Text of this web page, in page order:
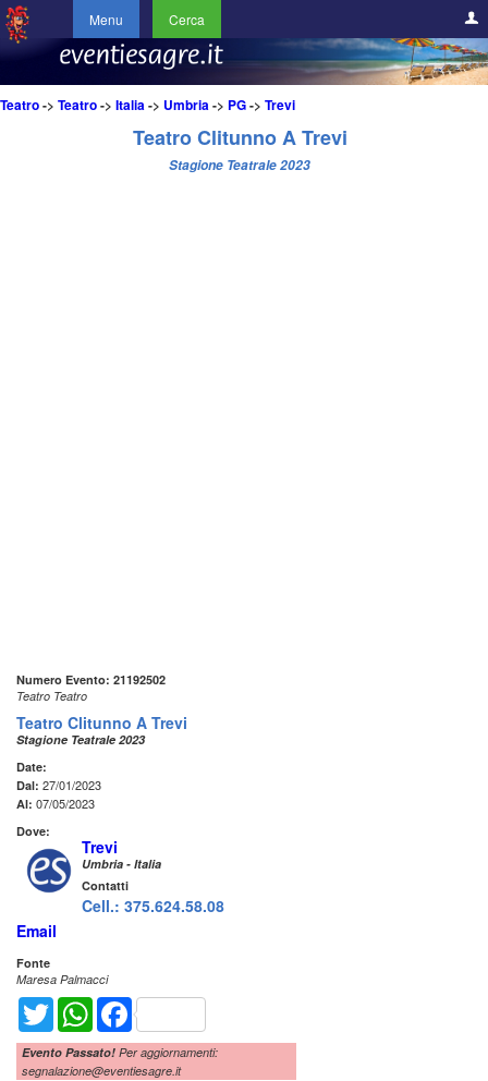
Menu Cerca
Teatro-> Teatro-> Italia-> Umbria-> PG-> Trevi
Teatro Clitunno A Trevi
Stagione Teatrale 2023
Numero Evento: 21192502
Teatro Teatro
Teatro Clitunno A Trevi
Stagione Teatrale 2023
Date:
Dal: 27/01/2023
Al: 07/05/2023
Dove:
Trevi
Umbria - Italia
Contatti
Cell.: 375.624.58.08
Email
Fonte
Maresa Palmacci
Twitter WhatsAppFacebook
Evento Passato! Per aggiornamenti:
segnalazione@eventiesagre.it